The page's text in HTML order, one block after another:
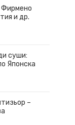
Фирмено
и др.
суши:
Японска
–